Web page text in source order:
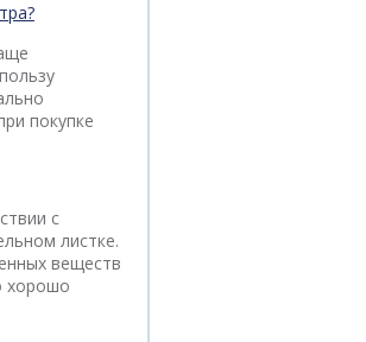
покупке
с
листке.
веществ
хорошо